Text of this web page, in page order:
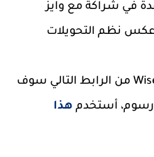
في شراكة مع وايز
نظم التحويلات
وإذا قمت بفتح حساب بنك Wise من الرابط التالي سوف
أستخدم هذا